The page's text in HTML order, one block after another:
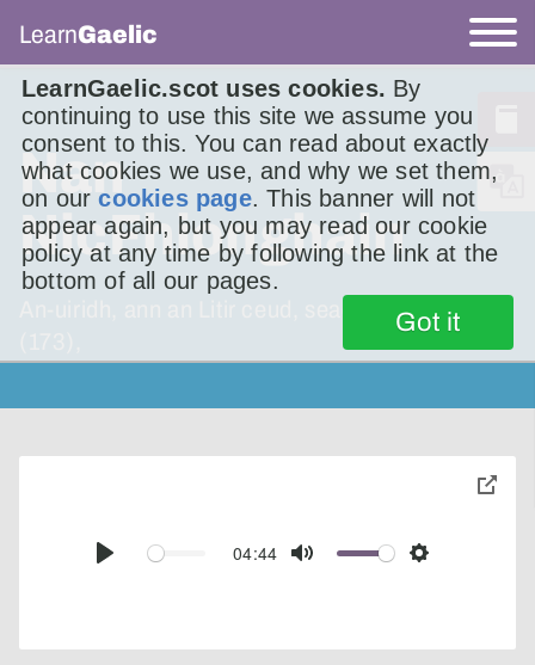
LearnGaelic.scot uses cookies. By
continuing to use this site we assume you
consent to this. You can read about exactly
what cookies we use, and why we set them,
on ourcookies page. This banner will not
appear again, but you may read our cookie
policy at any time by following the link at the
bottom of all our pages.
Got it
LearnGaelic
Nan
NicFhionghain
An-uiridh, ann an Litir ceud, seachdad ’s a trì
Play
04:44
Mute Settings
toggle